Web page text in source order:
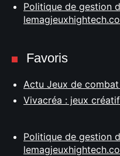
Politique de gestion
Favoris
Actu Jeux de
Vivacréa : jeux
Politique de gestion